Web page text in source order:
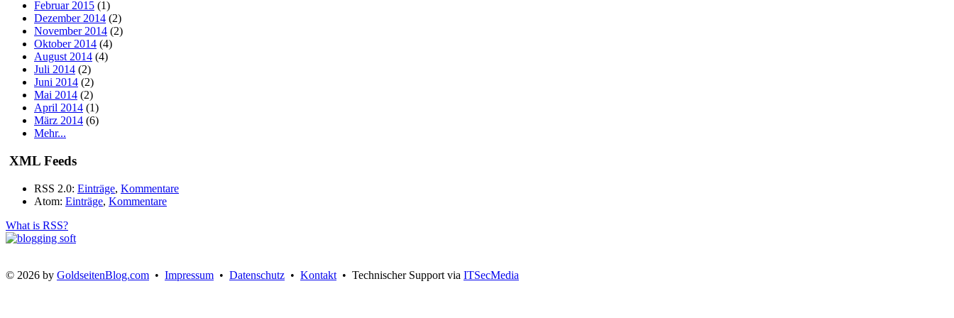
Februar 2015 (1)
Dezember 2014 (2)
November 2014 (2)
Oktober 2014 (4)
August 2014 (4)
Juli 2014 (2)
Juni 2014 (2)
Mai 2014 (2)
April 2014 (1)
März 2014 (6)
Mehr...
XML Feeds
RSS 2.0: Einträge, Kommentare
Atom: Einträge, Kommentare
What is RSS?
© 2026 by GoldseitenBlog.com • Impressum • Datenschutz • Kontakt • Technischer Support via ITSecMedia